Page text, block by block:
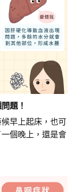
題！
候早上起床，也可
個晚上，還是會